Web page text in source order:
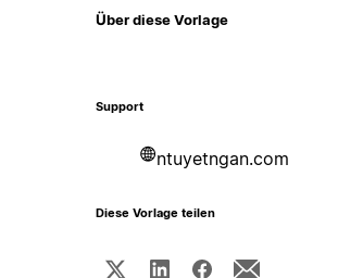
Über diese Vorlage
Support
ntuyetngan.com
Diese Vorlage teilen